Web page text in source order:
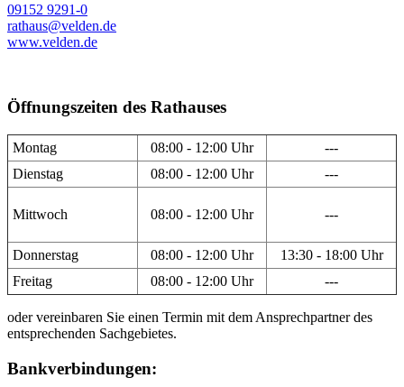
09152 9291-0
rathaus@velden.de
www.velden.de
Öffnungszeiten des Rathauses
Montag 08:00 - 12:00 Uhr
---
Dienstag
08:00 - 12:00 Uhr ---
Mittwoch 08:00 - 12:00 Uhr ---
Donnerstag 08:00 - 12:00 Uhr
13:30 - 18:00 Uhr
Freitag
08:00 - 12:00 Uhr ---
oder vereinbaren Sie einen Termin mit dem Ansprechpartner des
entsprechenden Sachgebietes.
Bankverbindungen: